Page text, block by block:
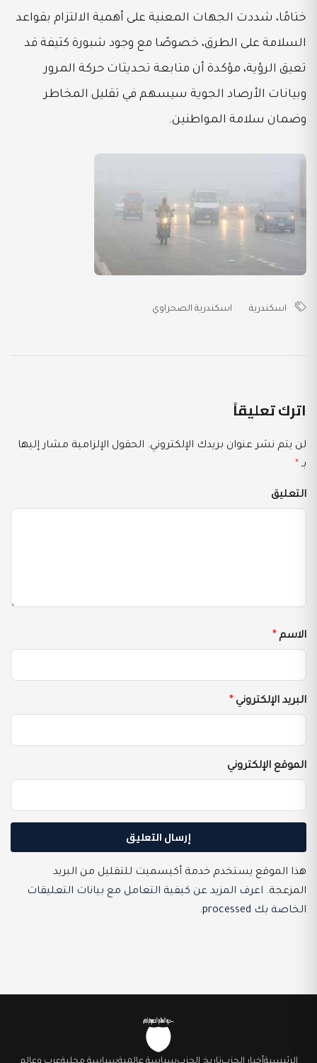
ختامًا، شددت الجهات المعنية على أهمية الالتزام بقواعد
السلامة على الطرق، خصوصًا مع وجود شبورة كثيفة قد
تعيق الرؤية، مؤكدة أن متابعة تحديثات حركة المرور
وبيانات الأرصاد الجوية سيسهم في تقليل المخاطر
وضمان سلامة المواطنين.
اسكندرية اسكندرية الصحراوي
اترك تعليقاً
لن يتم نشر عنوان بريدك الإلكتروني. الحقول الإلزامية مشار إليها
بـ *
التعليق
الاسم *
البريد الإلكتروني *
الموقع الإلكتروني
هذا الموقع يستخدم خدمة أكيسميت للتقليل من البريد
المزعجة. اعرف المزيد عن كيفية التعامل مع بيانات التعليقات
الخاصة بك processed
.